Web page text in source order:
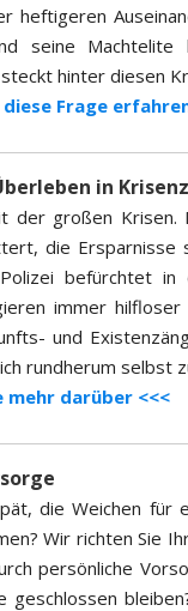
heftigeren
seine Machtelite
hinter diesen
Frage
in
der großen
die
befürchtet in
immer
und
rundherum selbst
mehr darüber <<<
die Weichen für
Wir richten Sie
persönliche
geschlossen